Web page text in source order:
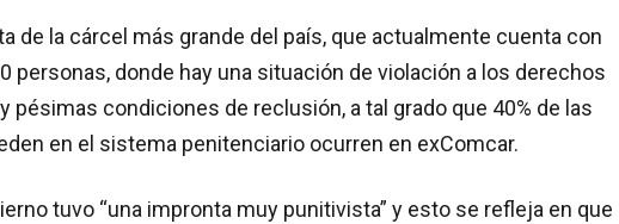
de la cárcel más grande del país, que actualmente cuenta con
personas, donde hay una situación de violación a los derechos
pésimas condiciones de reclusión, a tal grado que 40% de las
en el sistema penitenciario ocurren en exComcar.
tuvo “una impronta muy punitivista” y esto se refleja en que